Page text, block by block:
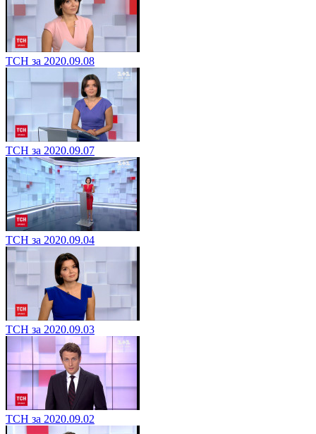
ТСН за 2020.09.08
ТСН за 2020.09.07
ТСН за 2020.09.04
ТСН за 2020.09.03
ТСН за 2020.09.02